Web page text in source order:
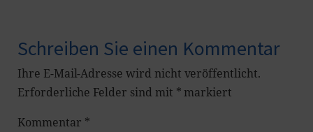
Schreiben Sie einen Kommentar
Ihre E-Mail-Adresse wird nicht veröffentlicht.
Erforderliche Felder sind mit * markiert
Kommentar *